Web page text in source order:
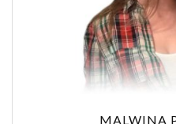
MALWINA